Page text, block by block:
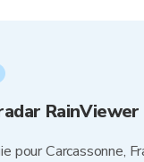
RainViewer
pour Carcassonne,